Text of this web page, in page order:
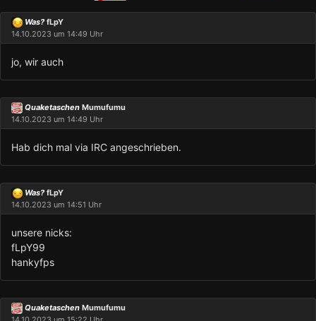
Was?fLpY
14.10.2023 um 14:49 Uhr
jo, wir auch
Quaketaschen Mumufumu
14.10.2023 um 14:49 Uhr
Hab dich mal via IRC angeschrieben.
Was?fLpY
14.10.2023 um 14:51 Uhr
unsere nicks:
fLpY99
hankyfps
Quaketaschen Mumufumu